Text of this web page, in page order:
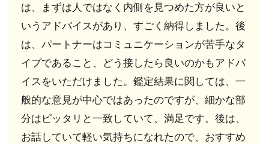
8.4
人間
関係
正す
るな
NICO
先
は、まずは人ではなく内側を見つめた方が良いと
いうアドバイスがあり、すごく納得しました。後
は、パートナーはコミュニケーションが苦手なタ
イプであること、どう接したら良いのかもアドバ
イスをいただけました。鑑定結果に関しては、一
般的な意見が中心ではあったのですが、細かな部
分はピッタリと一致していて、満足です。後は、
お話していて軽い気持ちになれたので、おすすめ